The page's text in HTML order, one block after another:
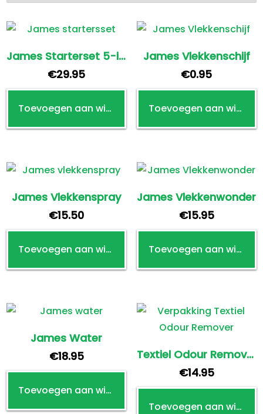
James Starterset 5-in-1
€29.95
Toevoegen aan winkelwagen
James Vlekkenschijf
€0.95
Toevoegen aan winkelwagen
James Vlekkenspray
€15.50
Toevoegen aan winkelwagen
James Vlekkenwonder
€15.95
Toevoegen aan winkelwagen
James Water
€18.95
Toevoegen aan winkelwagen
Textiel Odour Remover
€14.95
Toevoegen aan winkelwagen